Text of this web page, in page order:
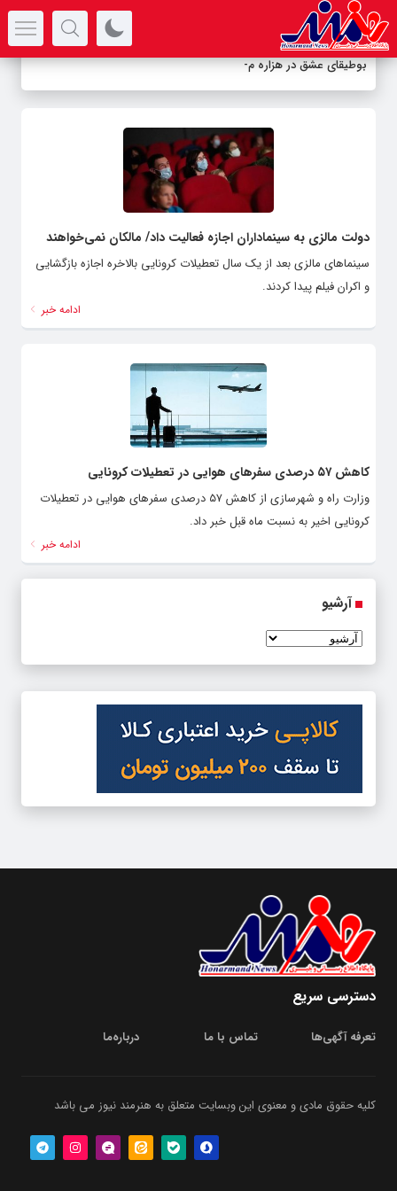
بوطیقای عشق در هزاره معا-
دولت مالزی به سینماداران اجازه فعالیت داد/ مالکان نمی‌خواهند
سینماهای مالزی بعد از یک سال تعطیلات کرونایی بالاخره اجازه بازگشایی
و اکران فیلم پیدا کردند.
ادامه خبر
کاهش ۵۷ درصدی سفرهای هوایی در تعطیلات کرونایی
وزارت راه و شهرسازی از کاهش ۵۷ درصدی سفرهای هوایی در تعطیلات
کرونایی اخیر به نسبت ماه قبل خبر داد.
ادامه خبر
آرشیو
دسترسی سریع
تعرفه آگهی‌ها تماس با ما درباره‌‌ما
کلیه حقوق مادی و معنوی این وبسایت متعلق به هنرمند نیوز می باشد